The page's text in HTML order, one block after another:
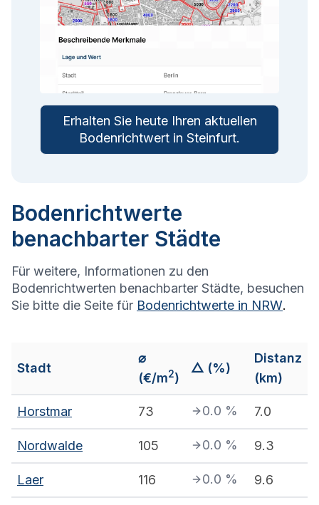
Erhalten Sie heute Ihren aktuellen
Bodenrichtwert in Steinfurt.
Bodenrichtwerte
benachbarter Städte
Für weitere, Informationen zu den
Bodenrichtwerten benachbarter Städte, besuchen
Sie bitte die Seite für Bodenrichtwerte in NRW.
Stadt
⌀
(€/m2)
△ (%)
Distanz
(km)
Horstmar 73 0.0 % 7.0
Nordwalde 105 0.0 % 9.3
Laer 116 0.0 % 9.6